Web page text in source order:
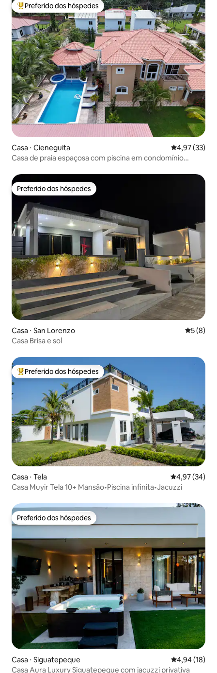
Entre os melhores preferidos dos hóspedes
Preferido dos hóspedes
Casa ⋅ Cieneguita 4,97 de uma
4,97 (33)
Casa de praia espaçosa com piscina em condomínio
Preferido dos hóspedes
Preferido dos hóspedes
Casa ⋅ San Lorenzo 5 de
5 (8)
Casa Brisa e sol
Entre os melhores preferidos dos hóspedes
Preferido dos hóspedes
Casa ⋅ Tela 4,97 de uma
4,97 (34)
Casa Muyir Tela 10+ Mansão•Piscina infinita•Jacuzzi
Preferido dos hóspedes
Preferido dos hóspedes
Casa ⋅ Siguatepeque 4,94 de uma
4,94 (18)
Casa Aura Luxury Siguatepeque com jacuzzi privativa